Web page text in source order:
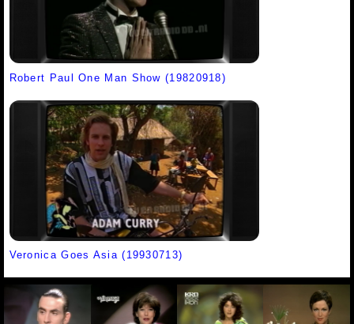
Robert Paul One Man Show (19820918)
Veronica Goes Asia (19930713)